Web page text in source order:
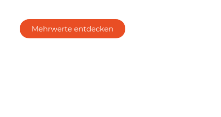
Mehrwerte entdecken